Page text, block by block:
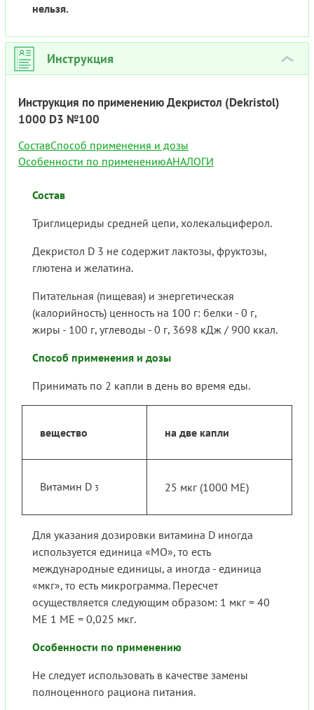
нельзя.
Инструкция ›
Инструкция по применению Декристол (Dekristol)
1000 D3 №100
СоставСпособ применения и дозы
Особенности по применениюАНАЛОГИ
Состав
Триглицериды средней цепи, холекальциферол.
Декристол D 3 не содержит лактозы, фруктозы,
глютена и желатина.
Питательная (пищевая) и энергетическая
(калорийность) ценность на 100 г: белки - 0 г,
жиры - 100 г, углеводы - 0 г, 3698 кДж / 900 ккал.
Способ применения и дозы
Принимать по 2 капли в день во время еды.
вещество на две капли
Витамин D 3 25 мкг (1000 МЕ)
Для указания дозировки витамина D иногда
используется единица «МО», то есть
международные единицы, а иногда - единица
«мкг», то есть микрограмма. Пересчет
осуществляется следующим образом: 1 мкг = 40
МЕ 1 МЕ = 0,025 мкг.
Особенности по применению
Не следует использовать в качестве замены
полноценного рациона питания.